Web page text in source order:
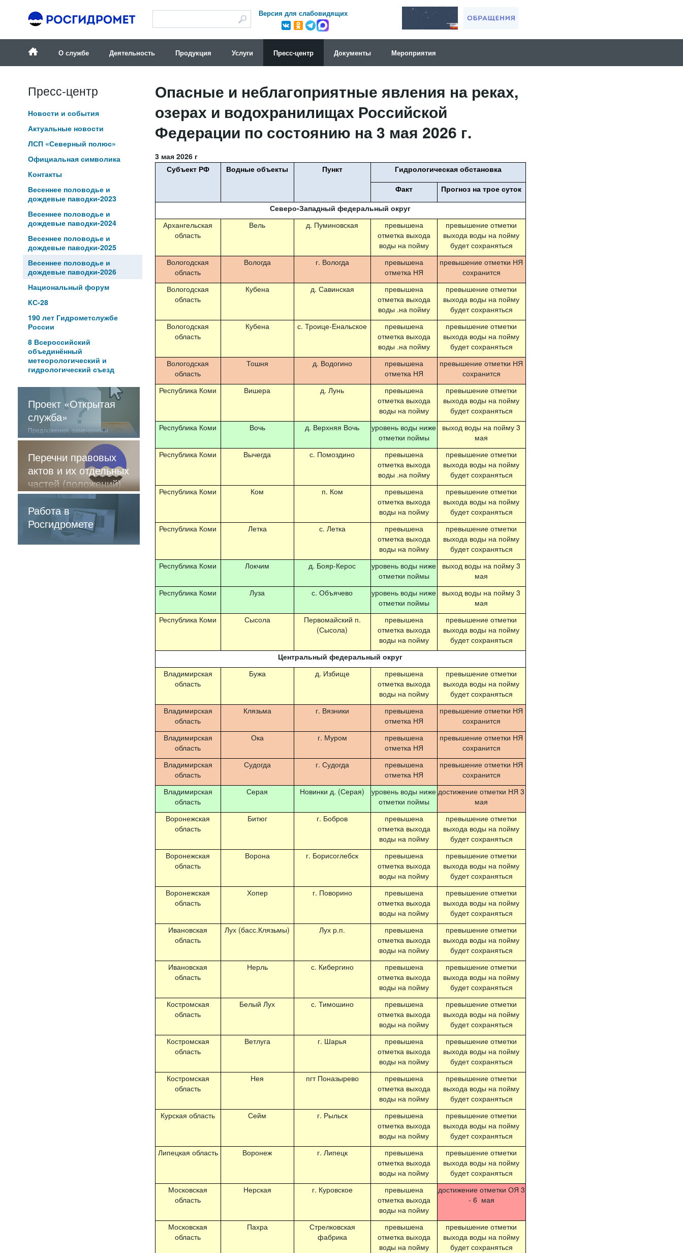
Версия для слабовидящих
О службе Деятельность Продукция Услуги Пресс-центр Документы Мероприятия
Пресс-центр
Новости и события
Актуальные новости
ЛСП «Северный полюс»
Официальная символика
Контакты
Весеннее половодье и
дождевые паводки-2023
Весеннее половодье и
дождевые паводки-2024
Весеннее половодье и
дождевые паводки-2025
Весеннее половодье и
дождевые паводки-2026
Национальный форум
КС-28
190 лет Гидрометслужбе
России
8 Всероссийский
объединённый
метеорологический и
гидрологический съезд
Проект «Открытая
служба»
Предложения, замечания и
отзывы о нашей работе
Перечни правовых
актов и их отдельных
частей (положений),
содержащие
обязательные
требования
Работа в
Росгидромете
Опасные и неблагоприятные явления на реках,
озерах и водохранилищах Российской
Федерации по состоянию на 3 мая 2026 г.
3 мая 2026 г
Субъект РФ
Водные объекты Пункт
Гидрологическая обстановка
Факт
Прогноз на трое суток
Северо-Западный федеральный округ
Архангельская
область
Вель д. Пуминовская
превышена
отметка выхода
воды на пойму
превышение отметки
выхода воды на пойму
будет сохраняться
Вологодская
область
Вологда г. Вологда
превышена
отметка НЯ
превышение отметки НЯ
сохранится
Вологодская
область
Кубена д. Савинская
превышена
отметка выхода
воды .на пойму
превышение отметки
выхода воды на пойму
будет сохраняться
Вологодская
область
Кубена с. Троице-Енальское
превышена
отметка выхода
воды .на пойму
превышение отметки
выхода воды на пойму
будет сохраняться
Вологодская
область
Тошня д. Водогино
превышена
отметка НЯ
превышение отметки НЯ
сохранится
Республика Коми
Вишера д. Лунь
превышена
отметка выхода
воды на пойму
превышение отметки
выхода воды на пойму
будет сохраняться
Республика Коми
Вочь д. Верхняя Вочь
уровень воды ниже
отметки поймы
выход воды на пойму 3
мая
Республика Коми
Вычегда с. Помоздино
превышена
отметка выхода
воды .на пойму
превышение отметки
выхода воды на пойму
будет сохраняться
Республика Коми
Ком п. Ком
превышена
отметка выхода
воды на пойму
превышение отметки
выхода воды на пойму
будет сохраняться
Республика Коми
Летка с. Летка
превышена
отметка выхода
воды на пойму
превышение отметки
выхода воды на пойму
будет сохраняться
Республика Коми
Локчим д. Бояр-Керос
уровень воды ниже
отметки поймы
выход воды на пойму 3
мая
Республика Коми
Луза с. Объячево
уровень воды ниже
отметки поймы
выход воды на пойму 3
мая
Республика Коми
Сысола
Первомайский п.
(Сысола)
превышена
отметка выхода
воды на пойму
превышение отметки
выхода воды на пойму
будет сохраняться
Центральный федеральный округ
Владимирская
область
Бужа д. Избище
превышена
отметка выхода
воды на пойму
превышение отметки
выхода воды на пойму
будет сохраняться
Владимирская
область
Клязьма г. Вязники
превышена
отметка НЯ
превышение отметки НЯ
сохранится
Владимирская
область
Ока г. Муром
превышена
отметка НЯ
превышение отметки НЯ
сохранится
Владимирская
область
Судогда г. Судогда
превышена
отметка НЯ
превышение отметки НЯ
сохранится
Владимирская
область
Серая Новинки д. (Серая)
уровень воды ниже
отметки поймы
достижение отметки НЯ 3
мая
Воронежская
область
Битюг г. Бобров
превышена
отметка выхода
воды на пойму
превышение отметки
выхода воды на пойму
будет сохраняться
Воронежская
область
Ворона г. Борисоглебск
превышена
отметка выхода
воды на пойму
превышение отметки
выхода воды на пойму
будет сохраняться
Воронежская
область
Хопер г. Поворино
превышена
отметка выхода
воды на пойму
превышение отметки
выхода воды на пойму
будет сохраняться
Ивановская
область
Лух (басс.Клязьмы) Лух р.п.
превышена
отметка выхода
воды на пойму
превышение отметки
выхода воды на пойму
будет сохраняться
Ивановская
область
Нерль с. Кибергино
превышена
отметка выхода
воды на пойму
превышение отметки
выхода воды на пойму
будет сохраняться
Костромская
область
Белый Лух с. Тимошино
превышена
отметка выхода
воды на пойму
превышение отметки
выхода воды на пойму
будет сохраняться
Костромская
область
Ветлуга г. Шарья
превышена
отметка выхода
воды на пойму
превышение отметки
выхода воды на пойму
будет сохраняться
Костромская
область
Нея пгт Поназырево
превышена
отметка выхода
воды на пойму
превышение отметки
выхода воды на пойму
будет сохраняться
Курская область
Сейм г. Рыльск
превышена
отметка выхода
воды на пойму
превышение отметки
выхода воды на пойму
будет сохраняться
Липецкая область
Воронеж г. Липецк
превышена
отметка выхода
воды на пойму
превышение отметки
выхода воды на пойму
будет сохраняться
Московская
область
Нерская г. Куровское
превышена
отметка выхода
воды на пойму
достижение отметки ОЯ 3
- 6 мая
Московская
область
Пахра
Стрелковская
фабрика
превышена
отметка выхода
воды на пойму
превышение отметки
выхода воды на пойму
будет сохраняться